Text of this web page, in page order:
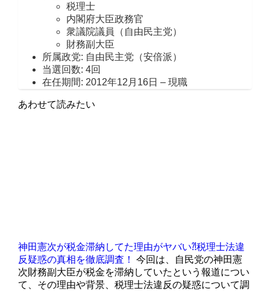
税理士
内閣府大臣政務官
衆議院議員（自由民主党）
財務副大臣
所属政党: 自由民主党（安倍派）
当選回数: 4回
在任期間: 2012年12月16日 – 現職
あわせて読みたい
神田憲次が税金滞納してた理由がヤバい⁈税理士法違
反疑惑の真相を徹底調査！
今回は、自民党の神田憲
次財務副大臣が税金を滞納していたという報道につい
て、その理由や背景、税理士法違反の疑惑について調